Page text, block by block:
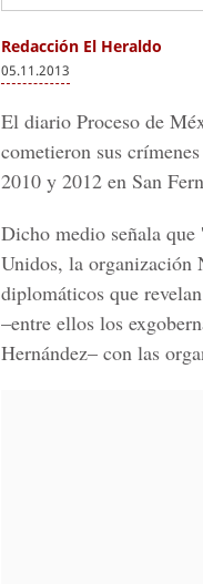
Redacción El Heraldo
05.11.2013
El diario Proceso de
cometieron sus
2010 y 2012 en San
Dicho medio señala
Unidos, la organización
diplomáticos que
–entre ellos los
Hernández– con las